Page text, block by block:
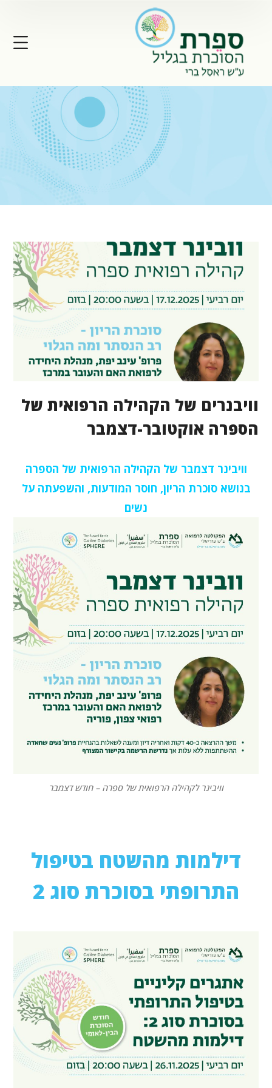
וויבנרים של הקהילה הרפואית של
הספרה אוקטובר-דצמבר
וויבינר דצמבר של הקהילה הרפואית של הספרה
בנושא סוכרת הריון, חוסר המודעות, והשפעתה על
נשים
וויבינר לקהילה הרפואית של ספרה – חודש דצמבר
דילמות מהשטח בטיפול
התרופתי בסוכרת סוג 2